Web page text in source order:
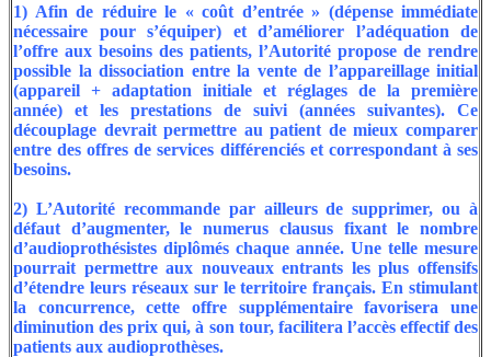
1) Afin de réduire le « coût d’entrée » (dépense immédiate
nécessaire pour s’équiper) et d’améliorer l’adéquation de
l’offre aux besoins des patients, l’Autorité propose de rendre
possible la dissociation entre la vente de l’appareillage initial
(appareil + adaptation initiale et réglages de la première
année) et les prestations de suivi (années suivantes). Ce
découplage devrait permettre au patient de mieux comparer
entre des offres de services différenciés et correspondant à ses
besoins.
2) L’Autorité recommande par ailleurs de supprimer, ou à
défaut d’augmenter, le numerus clausus fixant le nombre
d’audioprothésistes diplômés chaque année. Une telle mesure
pourrait permettre aux nouveaux entrants les plus offensifs
d’étendre leurs réseaux sur le territoire français. En stimulant
la concurrence, cette offre supplémentaire favorisera une
diminution des prix qui, à son tour, facilitera l’accès effectif des
patients aux audioprothèses.